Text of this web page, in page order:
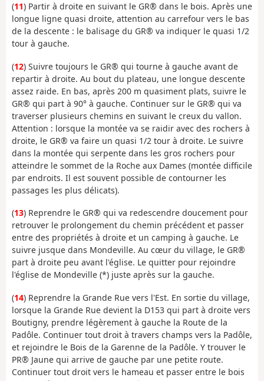
(11) Partir à droite en suivant le GR® dans le bois. Après une
longue ligne quasi droite, attention au carrefour vers le bas
de la descente : le balisage du GR® va indiquer le quasi 1/2
tour à gauche.
(12) Suivre toujours le GR® qui tourne à gauche avant de
repartir à droite. Au bout du plateau, une longue descente
assez raide. En bas, après 200 m quasiment plats, suivre le
GR® qui part à 90° à gauche. Continuer sur le GR® qui va
traverser plusieurs chemins en suivant le creux du vallon.
Attention : lorsque la montée va se raidir avec des rochers à
droite, le GR® va faire un quasi 1/2 tour à droite. Le suivre
dans la montée qui serpente dans les gros rochers pour
atteindre le sommet de la Roche aux Dames (montée difficile
par endroits. Il est souvent possible de contourner les
passages les plus délicats).
(13) Reprendre le GR® qui va redescendre doucement pour
retrouver le prolongement du chemin précédent et passer
entre des propriétés à droite et un camping à gauche. Le
suivre jusque dans Mondeville. Au cœur du village, le GR®
part à droite peu avant l'église. Le quitter pour rejoindre
l'église de Mondeville (*) juste après sur la gauche.
(14) Reprendre la Grande Rue vers l'Est. En sortie du village,
lorsque la Grande Rue devient la D153 qui part à droite vers
Boutigny, prendre légèrement à gauche la Route de la
Padôle. Continuer tout droit à travers champs vers la Padôle,
et rejoindre le Bois de la Garenne de la Padôle. Y trouver le
PR® Jaune qui arrive de gauche par une petite route.
Continuer tout droit vers le hameau et passer entre le bois